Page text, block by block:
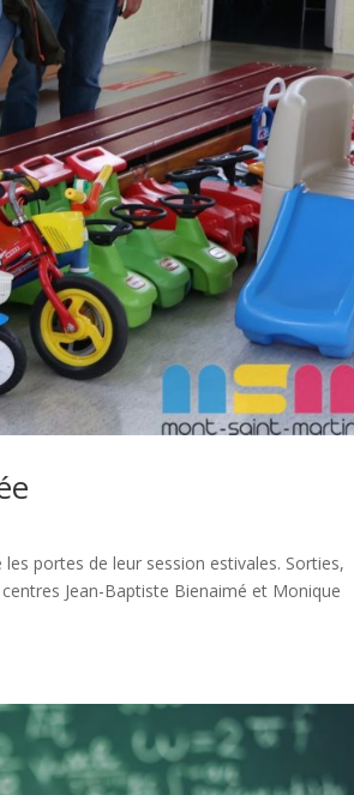
portes de leur session estivales. Sorties,
Jean-Baptiste Bienaimé et Monique